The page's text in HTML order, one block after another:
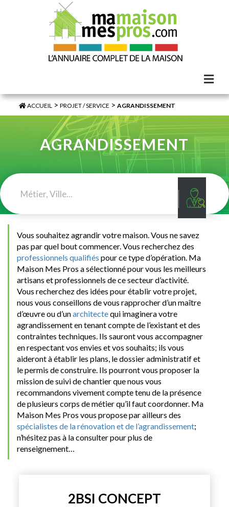
ACCUEIL >PROJET / SERVICE >AGRANDISSEMENT
AGRANDISSEMENT
Vous souhaitez agrandir votre maison. Vous ne savez
pas par quel bout commencer. Vous recherchez des
professionnels qualifiés pour ce type d’opération. Ma
Maison Mes Pros a sélectionné pour vous les meilleurs
artisans et professionnels de ce secteur d’activité.
Vous recherchez des idées pour établir votre projet,
nous vous conseillons de vous rapprocher d’un maître
d’œuvre ou d’unarchitectequi imaginera votre
agrandissement en tenant compte de l’existant et des
contraintes techniques. Ils sauront vous accompagner
en respectant vos envies et vos souhaits; ils vous
aideront à établir les plans, le dossier administratif et
le permis de construire. Ils pourront vous proposer la
mission de suivi de chantier que nous vous
recommandons vivement compte tenu de la présence
de plusieurs corps de métier qu’il faut coordonner. Ma
Maison Mes Pros vous propose par ailleurs des
spécialistes de la rénovation et de l’agrandissement;
n’hésitez pas à la consulter pour plus de
renseignement…
2BSI CONCEPT